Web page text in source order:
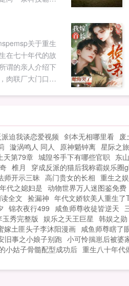
关于重生
在七十年代的故
谓的亲人介绍下
肉联厂大门口，
派迫我谈恋爱视频 剑本无相哪里看 废
漩涡鸣人 同人 原神魈钟离 星际之
天第79章 城隍爷手下有哪些官职 东
椎月 穿成反派的猫后我称霸娱乐圈
师开示三昧 高门贵女的长相 重生之
代之媳妇是 动物世界万人迷图鉴免费
全文 捡漏神 年代文娇软美人重生了
锦衣夜行499 咸鱼师尊收徒皆逆天
玉秀完整版 娱乐之天王巨星 韩娱之
嫁土匪头子李沐阳漫画 咸鱼师尊瞎了
旧事之小娘子别跑 小可怜揣崽后被婆
小姑子骨髓配型成功后 重生八十年代